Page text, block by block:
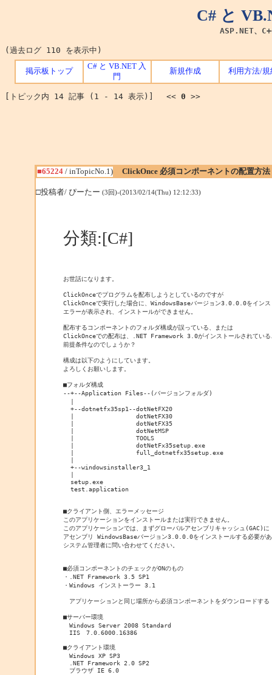
C# と
ASP.NET、
(過去ログ 110 を表示中)
掲示板トップ
C# と VB.NET 入
門
新規作成 利用方法/規
[トピック内 14 記事 (1 - 14 表示)] << 0 >>
■65224/ inTopicNo.1) ClickOnce 必須コンポーネントの配置方法
□投稿者/ ぴーたー (3回)-(2013/02/14(Thu) 12:12:33)
分類:[C#]
お世話になります。
ClickOnceでプログラムを配布しようとしているのですが
ClickOnceで実行した場合に、WindowsBaseバージョン3.0.0.0をインス
エラーが表示され、インストールができません。
配布するコンポーネントのフォルダ構成が誤っている、または
ClickOnceでの配布は、.NET Framework 3.0がインストールされている
前提条件なのでしょうか？
構成は以下のようにしています。
よろしくお願いします。
■フォルダ構成
--+--Application Files--(バージョンフォルダ)
  |
  +--dotnetfx35sp1--dotNetFX20
  |                 dotNetFX30
  |                 dotNetFX35
  |                 dotNetMSP
  |                 TOOLS
  |                 dotNetFx35setup.exe
  |                 full_dotnetfx35setup.exe
  |
  +--windowsinstaller3_1
  |
  setup.exe
  test.application
■クライアント側、エラーメッセージ
このアプリケーションをインストールまたは実行できません。
このアプリケーションでは、まずグローバルアセンブリキャッシュ(GAC)に
アセンブリ WindowsBaseバージョン3.0.0.0をインストールする必要が
システム管理者に問い合わせてください。
■必須コンポーネントのチェックがONのもの
・.NET Framework 3.5 SP1
・Windows インストーラー 3.1
アプリケーションと同じ場所から必須コンポーネントをダウンロードする
■サーバー環境
Windows Server 2008 Standard
IIS　7.0.6000.16386
■クライアント環境
Windows XP SP3
.NET Framework 2.0 SP2
ブラウザ IE 6.0